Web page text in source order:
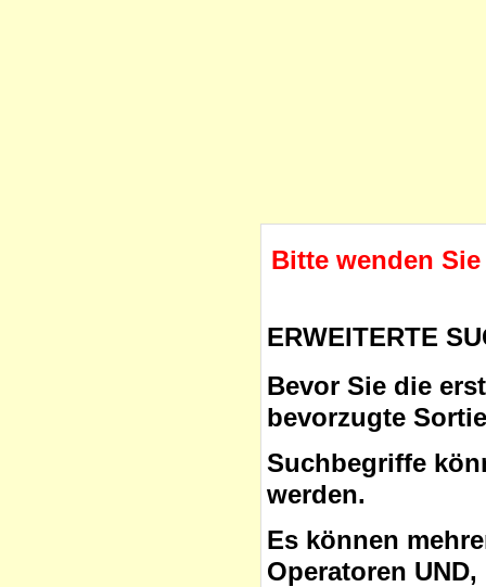
Bitte wenden
ERWEITERTE
Bevor Sie die
bevorzugte
Suchbegriffe
werden.
Es können
Operatoren